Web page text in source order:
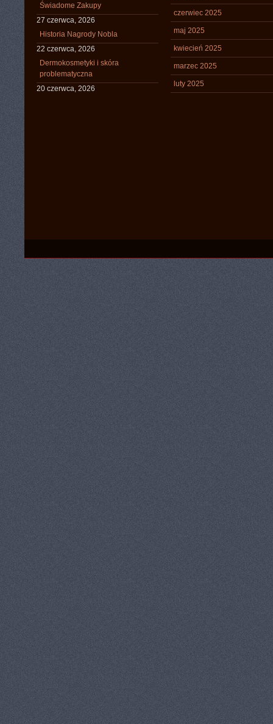
Świadome Zakupy
27 czerwca, 2026
Historia Nagrody Nobla
22 czerwca, 2026
Dermokosmetyki i skóra
problematyczna
20 czerwca, 2026
czerwiec 2025
maj 2025
kwiecień 2025
marzec 2025
luty 2025